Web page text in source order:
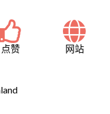
点赞 网站